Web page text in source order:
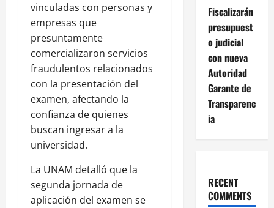
vinculadas con personas y
empresas que
presuntamente
comercializaron servicios
fraudulentos relacionados
con la presentación del
examen, afectando la
confianza de quienes
buscan ingresar a la
universidad.
La UNAM detalló que la
segunda jornada de
aplicación del examen se
Fiscalizarán
presupuest
o judicial
con nueva
Autoridad
Garante de
Transparenc
ia
RECENT
COMMENTS